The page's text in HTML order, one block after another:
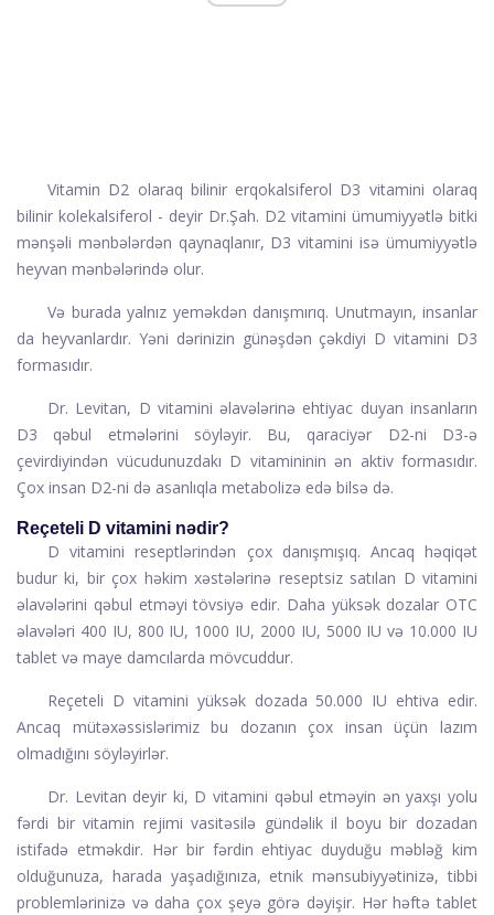
Vitamin D2 olaraq bilinir erqokalsiferol D3 vitamini olaraq
bilinir kolekalsiferol - deyir Dr.Şah. D2 vitamini ümumiyyətlə bitki
mənşəli mənbələrdən qaynaqlanır, D3 vitamini isə ümumiyyətlə
heyvan mənbələrində olur.
Və burada yalnız yeməkdən danışmırıq. Unutmayın, insanlar
da heyvanlardır. Yəni dərinizin günəşdən çəkdiyi D vitamini D3
formasıdır.
Dr. Levitan, D vitamini əlavələrinə ehtiyac duyan insanların
D3 qəbul etmələrini söyləyir. Bu, qaraciyər D2-ni D3-ə
çevirdiyindən vücudunuzdakı D vitamininin ən aktiv formasıdır.
Çox insan D2-ni də asanlıqla metabolizə edə bilsə də.
Reçeteli D vitamini nədir?
D vitamini reseptlərindən çox danışmışıq. Ancaq həqiqət
budur ki, bir çox həkim xəstələrinə reseptsiz satılan D vitamini
əlavələrini qəbul etməyi tövsiyə edir. Daha yüksək dozalar OTC
əlavələri 400 IU, 800 IU, 1000 IU, 2000 IU, 5000 IU və 10.000 IU
tablet və maye damcılarda mövcuddur.
Reçeteli D vitamini yüksək dozada 50.000 IU ehtiva edir.
Ancaq mütəxəssislərimiz bu dozanın çox insan üçün lazım
olmadığını söyləyirlər.
Dr. Levitan deyir ki, D vitamini qəbul etməyin ən yaxşı yolu
fərdi bir vitamin rejimi vasitəsilə gündəlik il boyu bir dozadan
istifadə etməkdir. Hər bir fərdin ehtiyac duyduğu məbləğ kim
olduğunuza, harada yaşadığınıza, etnik mənsubiyyətinizə, tibbi
problemlərinizə və daha çox şeyə görə dəyişir. Hər həftə tablet